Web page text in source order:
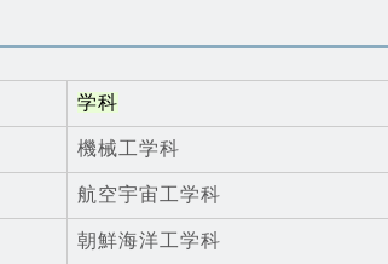
学科
機械工学科
航空宇宙工学科
朝鮮海洋工学科